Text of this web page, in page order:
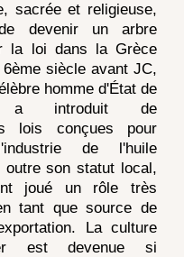
sacrée et religieuse,
devenir un arbre
la loi dans la Grèce
6ème siècle avant JC,
homme d'État de
a introduit de
lois conçues pour
de l'huile
outre son statut local,
joué un rôle très
tant que source de
La culture
est devenue si